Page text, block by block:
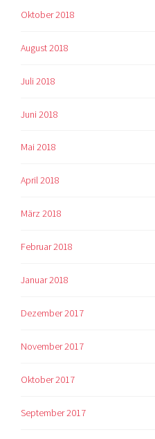
Oktober 2018
August 2018
Juli 2018
Juni 2018
Mai 2018
April 2018
März 2018
Februar 2018
Januar 2018
Dezember 2017
November 2017
Oktober 2017
September 2017